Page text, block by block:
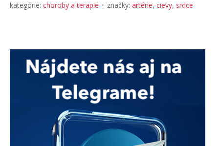
kategórie: choroby a terapie značky: artérie, cievy, srdce